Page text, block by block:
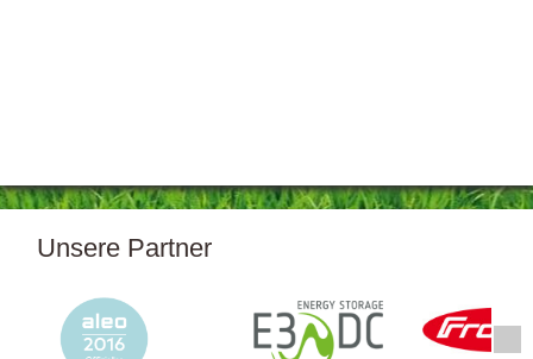
Unsere Partner